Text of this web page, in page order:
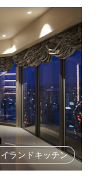
ランドキッチン